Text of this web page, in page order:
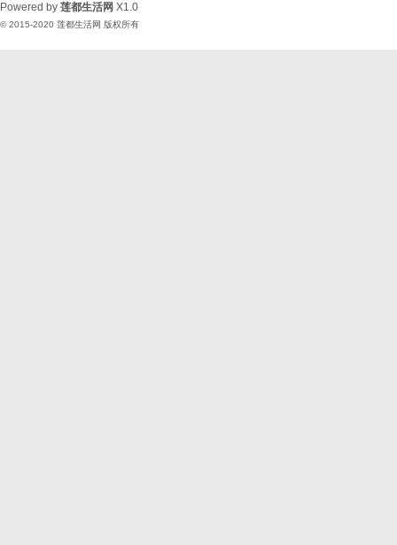
Powered by 莲都生活网 X1.0
© 2015-2020 莲都生活网 版权所有